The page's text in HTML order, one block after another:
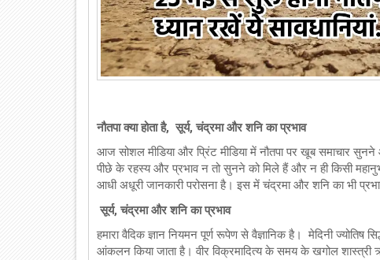
नौतपा क्या होता है, सूर्य, चंद्रमा और शनि का प्रभाव
आज सोशल मीडिया और प्रिंट मीडिया में नौतपा पर खूब समाचार
पीछे के रहस्य और प्रभाव न तो सुनने को मिले हैं और न ही किसी
आधी अधूरी जानकारी परोसना है। इस में चंद्रमा और शनि का भी
सूर्य, चंद्रमा और शनि का प्रभाव
हमारा वैदिक ज्ञान नियमन पूर्ण रूपेण से वैज्ञानिक है। मेदिनी ज्योतिष
आंकलन किया जाता है। वीर विक्रमादित्य के समय के खगोल शास्त्री